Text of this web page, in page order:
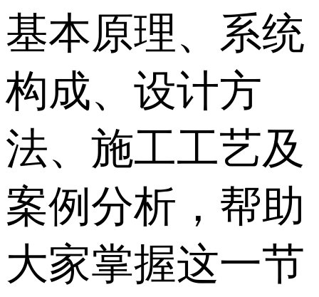
基本原理、系统
构成、设计方
法、施工工艺及
案例分析，帮助
大家掌握这一节